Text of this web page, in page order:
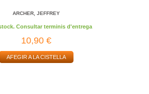
ARCHER, JEFFREY
Consultar terminis d'entrega
10,90 €
AFEGIR A LA CISTELLA